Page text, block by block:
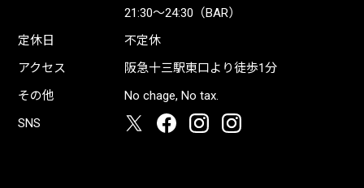
21:30〜24:30（BAR）
定休日
不定休
アクセス
阪急十三駅東口より徒歩1分
その他
No chage, No tax.
SNS